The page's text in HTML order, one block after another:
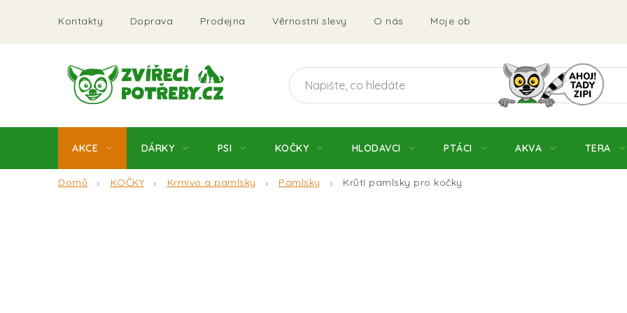
obsah
Kontakty Doprava Prodejna Věrnostní slevy O nás Moje objednávka Obchodní
AKCE DÁRKY PSI KOČKY HLODAVCI PTÁCI AKVA TERA
Domů KOČKY Krmivo a pamlsky Pamlsky Krůtí pamlsky pro kočky